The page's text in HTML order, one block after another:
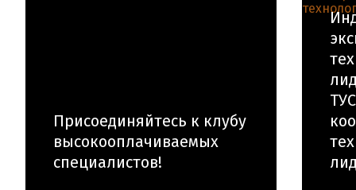
Присоединяйтесь к клубу
высокооплачиваемых
специалистов!